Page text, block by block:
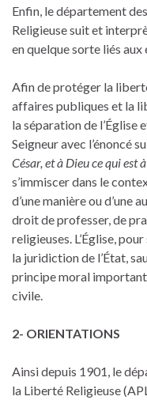
Enfin, le département
Religieuse suit et
en quelque sorte liés
Afin de protéger la
affaires publiques et la
la séparation de l’Église
Seigneur avec l’énoncé
César, et à Dieu ce qui est
s’immiscer dans le
d’une manière ou d’une
droit de professer, de
religieuses. L’Église,
la juridiction de l’État,
principe moral
civile.
2- ORIENTATIONS
Ainsi depuis 1901, le
la Liberté Religieuse